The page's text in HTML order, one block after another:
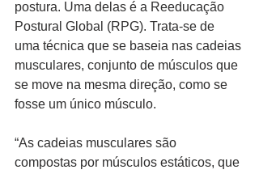
postura. Uma delas é a Reeducação
Postural Global (RPG). Trata-se de
uma técnica que se baseia nas cadeias
musculares, conjunto de músculos que
se move na mesma direção, como se
fosse um único músculo.
“As cadeias musculares são
compostas por músculos estáticos, que